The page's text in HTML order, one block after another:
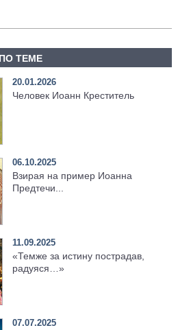
ТЕМЕ
20.01.2026
Человек Иоанн Креститель
06.10.2025
Взирая на пример Иоанна
Предтечи...
11.09.2025
«Темже за истину пострадав,
радуяся…»
07.07.2025